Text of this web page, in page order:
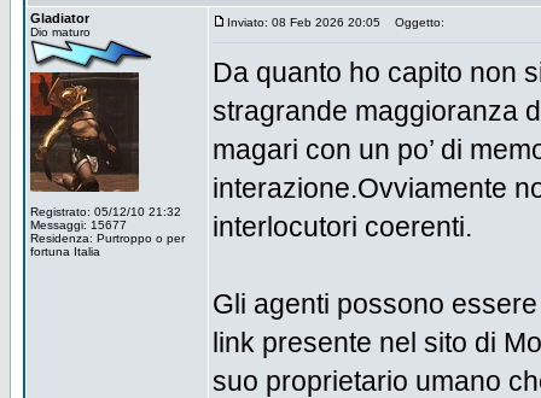
Gladiator
Dio maturo
Registrato: 05/12/10 21:32
Messaggi: 15677
Residenza: Purtroppo o per
fortuna Italia
Inviato: 08 Feb 2026 20:05 Oggetto:
Da quanto ho capito non
stragrande maggioranza
magari con un po’ di
interazione.Ovviamente
interlocutori coerenti.
Gli agenti possono
link presente nel sito di
suo proprietario umano